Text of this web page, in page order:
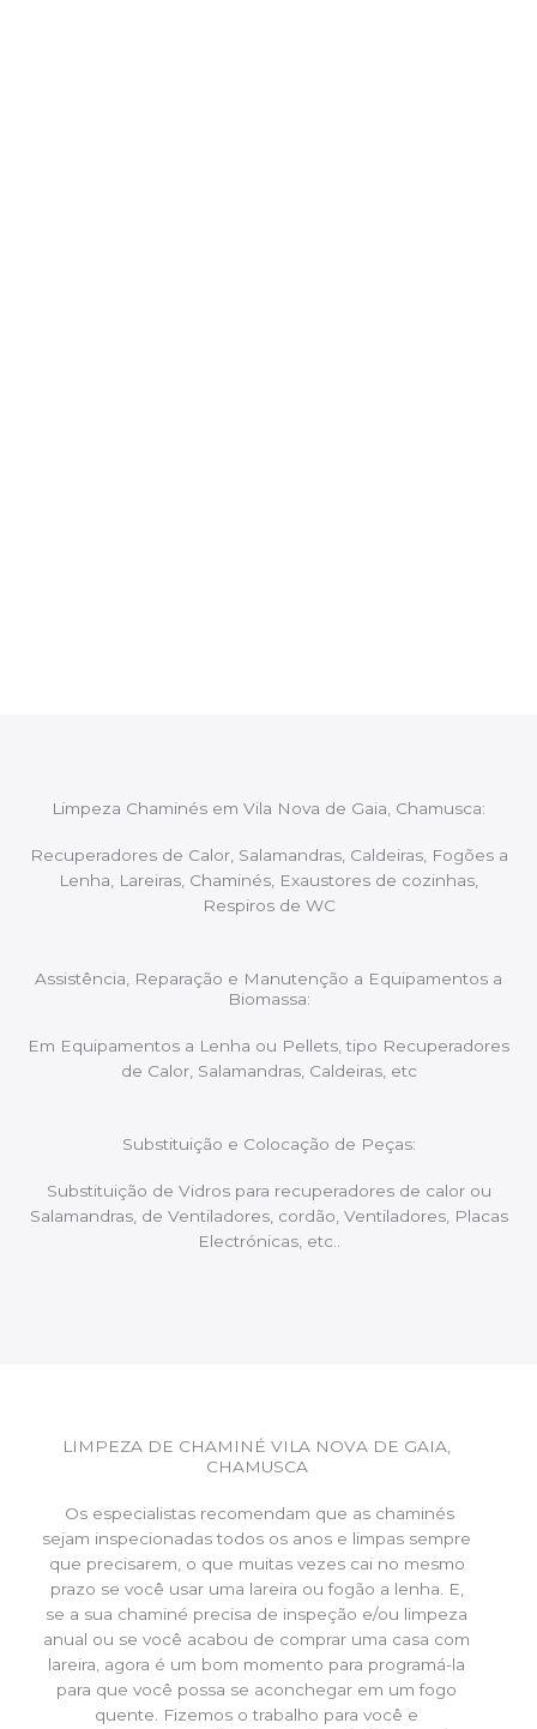
Limpeza Chaminés em Vila Nova de Gaia, Chamusca:
Recuperadores de Calor, Salamandras, Caldeiras, Fogões a
Lenha, Lareiras, Chaminés, Exaustores de cozinhas,
Respiros de WC
Assistência, Reparação e Manutenção a Equipamentos a
Biomassa:
Em Equipamentos a Lenha ou Pellets, tipo Recuperadores
de Calor, Salamandras, Caldeiras, etc
Substituição e Colocação de Peças:
Substituição de Vidros para recuperadores de calor ou
Salamandras, de Ventiladores, cordão, Ventiladores, Placas
Electrónicas, etc..
LIMPEZA DE CHAMINÉ VILA NOVA DE GAIA,
CHAMUSCA
Os especialistas recomendam que as chaminés
sejam inspecionadas todos os anos e limpas sempre
que precisarem, o que muitas vezes cai no mesmo
prazo se você usar uma lareira ou fogão a lenha. E,
se a sua chaminé precisa de inspeção e/ou limpeza
anual ou se você acabou de comprar uma casa com
lareira, agora é um bom momento para programá-la
para que você possa se aconchegar em um fogo
quente. Fizemos o trabalho para você e